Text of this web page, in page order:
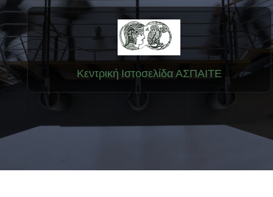
Κεντρική Ιστοσελίδα ΑΣΠΑΙΤΕ